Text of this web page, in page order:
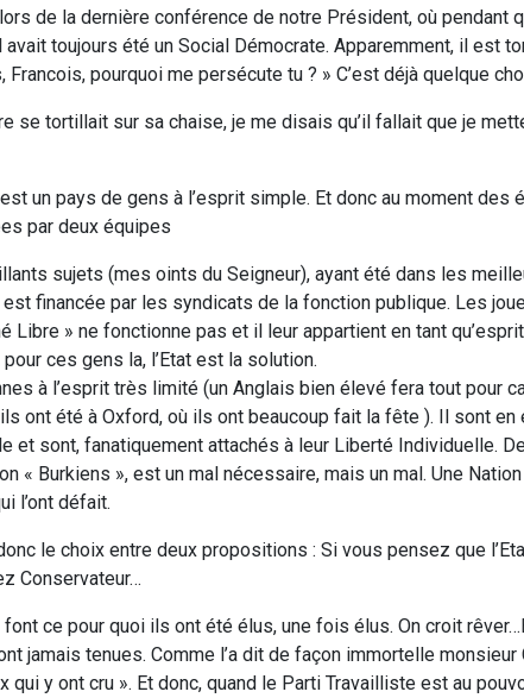
de la dernière conférence de notre Président, où pendant
avait toujours été un Social Démocrate. Apparemment, il est
pourquoi me persécute tu ? » C’est déjà quelque
se tortillait sur sa chaise, je me disais qu’il fallait que je
un pays de gens à l’esprit simple. Et donc au moment
par deux équipes
sujets (mes oints du Seigneur), ayant été dans les
financée par les syndicats de la fonction publique. Les
Libre » ne fonctionne pas et il leur appartient en tant
ces gens la, l’Etat est la solution.
à l’esprit très limité (un Anglais bien élevé fera tout pour
ont été à Oxford, où ils ont beaucoup fait la fête ). Il sont
et sont, fanatiquement attachés à leur Liberté Individuelle.
« Burkiens », est un mal nécessaire, mais un mal. Une
l’ont défait.
le choix entre deux propositions : Si vous pensez que
Conservateur…
ce pour quoi ils ont été élus, une fois élus. On croit
jamais tenues. Comme l’a dit de façon immortelle
qui y ont cru ». Et donc, quand le Parti Travailliste est au